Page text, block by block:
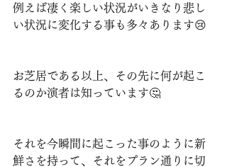
例えば凄く楽しい状況がいきなり悲し
い状況に変化する事も多々あります😢
お芝居である以上、その先に何が起こ
るのか演者は知っています🤔
それを今瞬間に起こった事のように新
鮮さを持って、それをプラン通りに切